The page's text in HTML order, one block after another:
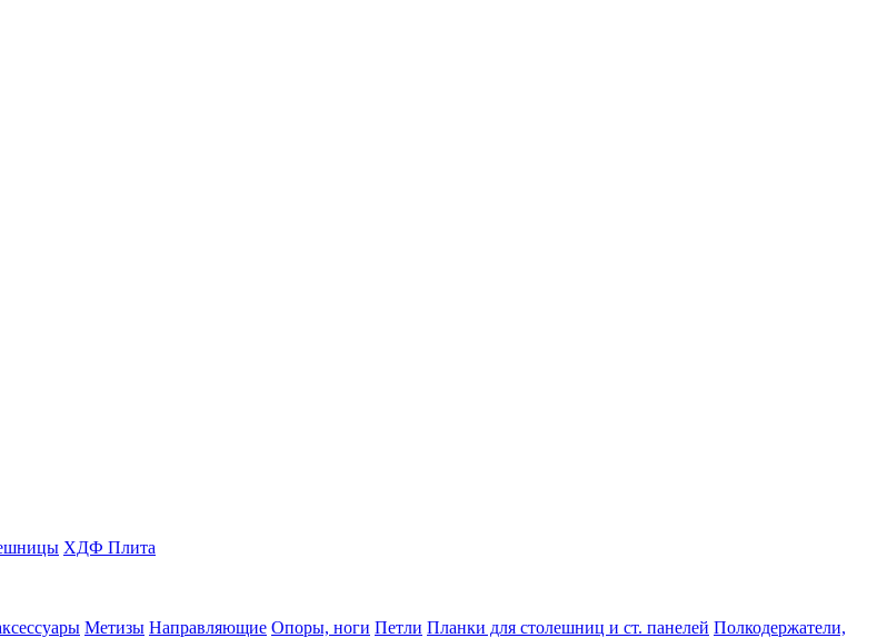
ХДФ Плита
Метизы Направляющие Опоры, ноги Петли Планки для столешниц и ст. панелей Полкодержатели,